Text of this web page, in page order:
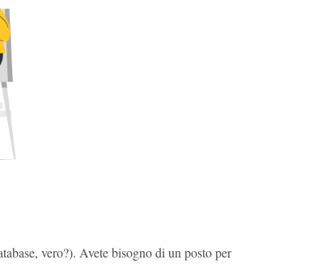
vero?). Avete bisogno di un posto per